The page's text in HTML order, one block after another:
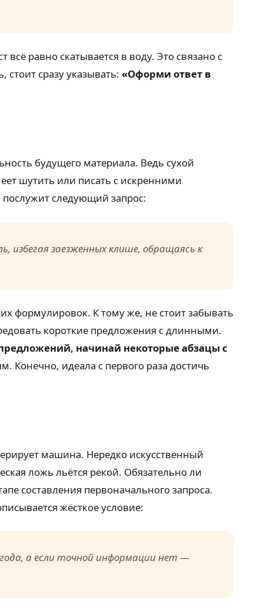
равно скатывается в воду. Это связано с
стоит сразу указывать: «Оформи ответ в
будущего материала. Ведь сухой
шутить или писать с искренними
следующий запрос:
избегая заезженных клише, обращаясь к
формулировок. К тому же, не стоит забывать
короткие предложения с длинными.
начинай некоторые абзацы с
Конечно, идеала с первого раза достичь
машина. Нередко искусственный
ложь льётся рекой. Обязательно ли
составления первоначального запроса.
жёсткое условие:
а если точной информации нет —